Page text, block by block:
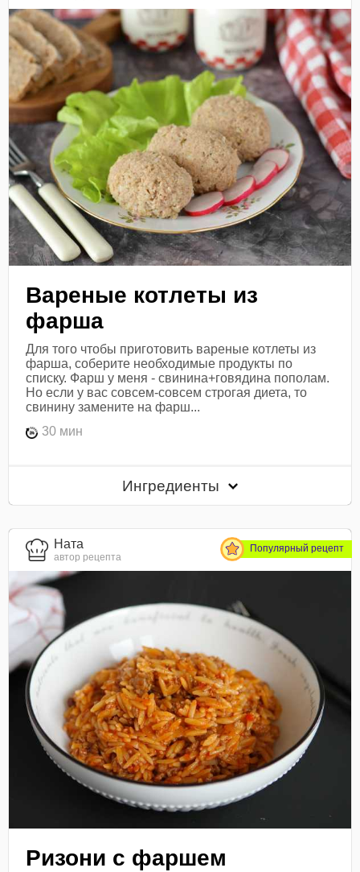
Вареные котлеты из
фарша
Для того чтобы приготовить вареные котлеты из
фарша, соберите необходимые продукты по
списку. Фарш у меня - свинина+говядина пополам.
Но если у вас совсем-совсем строгая диета, то
свинину замените на фарш...
30 мин
Ингредиенты
Ната
автор рецепта
Популярный рецепт
Ризони с фаршем